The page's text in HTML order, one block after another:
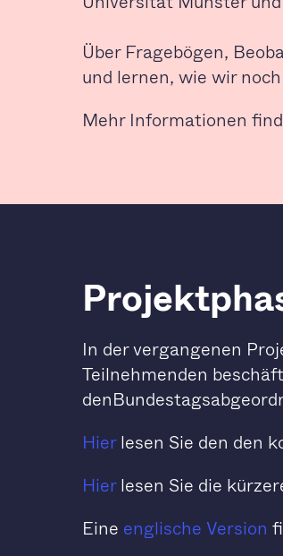
Über Fragebögen,
und lernen, wie wir
Mehr Informationen
In der vergangenen
Teilnehmenden
Hierlesen Sie den den
Hierlesen Sie die
Eine englische Version